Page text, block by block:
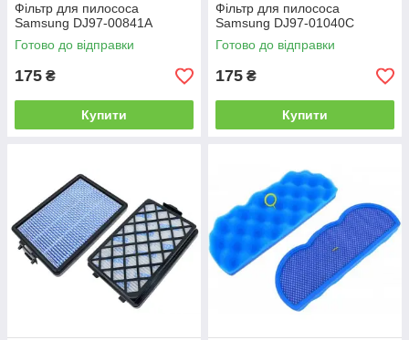
Фільтр для пилососа
Samsung DJ97-00841A
Готово до відправки
175 ₴
Купити
Фільтр для пилососа
Samsung DJ97-01040C
Готово до відправки
175 ₴
Купити